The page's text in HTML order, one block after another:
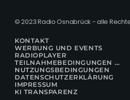
© 2023 Radio Osnabrück - alle
KONTAKT
WERBUNG UND EVENTS
RADIOPLAYER
TEILNAHMEBEDINGUNGEN FÜR GEWINNSPIELE
NUTZUNGSBEDINGUNGEN
DATENSCHUTZERKLÄRUNG
IMPRESSUM
KI TRANSPARENZ